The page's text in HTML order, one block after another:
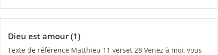
Dieu est amour (1)
Texte de référence Matthieu 11 verset 28 Venez à moi, vous